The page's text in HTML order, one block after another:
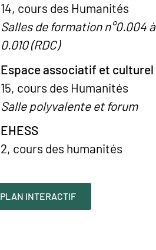
14, cours des Humanités
Salles de formation n°0.004 à
0.010 (RDC)
Espace associatif et culturel
15, cours des Humanités
Salle polyvalente et forum
EHESS
2, cours des humanités
PLAN INTERACTIF